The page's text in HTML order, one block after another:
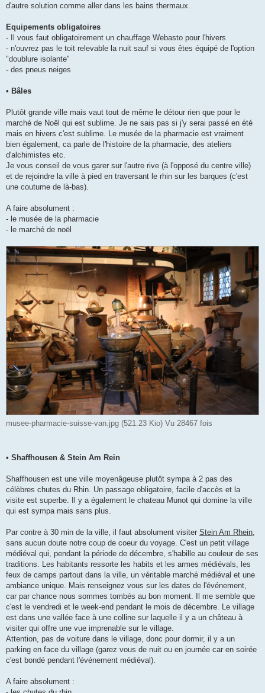
d'autre solution comme aller dans les bains thermaux.
Equipements obligatoires
- Il vous faut obligatoirement un chauffage Webasto pour l'hivers
- n'ouvrez pas le toit relevable la nuit sauf si vous êtes équipé de l'option
"doublure isolante"
- des pneus neiges
• Bâles
Plutôt grande ville mais vaut tout de même le détour rien que pour le
marché de Noël qui est sublime. Je ne sais pas si j'y serai passé en été
mais en hivers c'est sublime. Le musée de la pharmacie est vraiment
bien également, ca parle de l'histoire de la pharmacie, des ateliers
d'alchimistes etc.
Je vous conseil de vous garer sur l'autre rive (à l'opposé du centre ville)
et de rejoindre la ville à pied en traversant le rhin sur les barques (c'est
une coutume de là-bas).
A faire absolument :
- le musée de la pharmacie
- le marché de noël
musee-pharmacie-suisse-van.jpg (521.23 Kio) Vu 28467 fois
• Shaffhousen & Stein Am Rein
Shaffhousen est une ville moyenâgeuse plutôt sympa à 2 pas des
célèbres chutes du Rhin. Un passage obligatoire, facile d'accès et la
visite est superbe. Il y a également le chateau Munot qui domine la ville
qui est sympa mais sans plus.
Par contre à 30 min de la ville, il faut absolument visiter Stein Am Rhein
sans aucun doute notre coup de coeur du voyage. C'est un petit village
médiéval qui, pendant la période de décembre, s'habille au couleur de ses
traditions. Les habitants ressorte les habits et les armes médiévals, les
feux de camps partout dans la ville, un véritable marché médiéval et une
ambiance unique. Mais renseignez vous sur les dates de l'événement,
car par chance nous sommes tombés au bon moment. Il me semble que
c'est le vendredi et le week-end pendant le mois de décembre. Le village
est dans une vallée face à une colline sur laquelle il y a un château à
visiter qui offre une vue imprenable sur le village.
Attention, pas de voiture dans le village, donc pour dormir, il y a un
parking en face du village (garez vous de nuit ou en journée car en soirée
c'est bondé pendant l'événement médiéval).
A faire absolument :